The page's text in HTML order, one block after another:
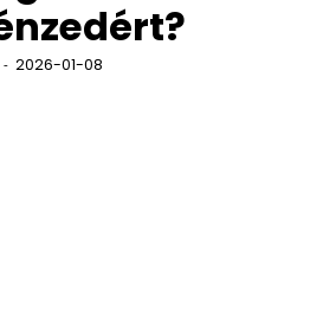
2026-01-08